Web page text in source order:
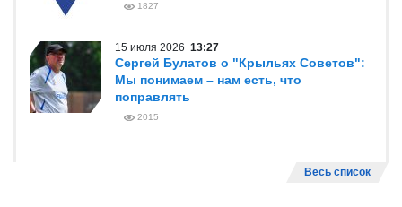
1827
15 июля 2026 13:27
Сергей Булатов о "Крыльях Советов":
Мы понимаем – нам есть, что
поправлять
2015
Весь список